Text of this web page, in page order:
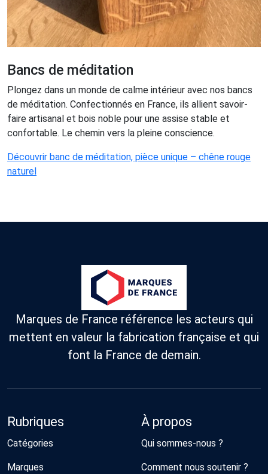
Bancs de méditation
Plongez dans un monde de calme intérieur avec nos bancs
de méditation. Confectionnés en France, ils allient savoir-
faire artisanal et bois noble pour une assise stable et
confortable. Le chemin vers la pleine conscience.
Découvrir banc de méditation, pièce unique – chêne rouge
naturel
Marques de France référence les acteurs qui
mettent en valeur la fabrication française et qui
font la France de demain.
Rubriques
Catégories
Marques
À propos
Qui sommes-nous ?
Comment nous soutenir ?